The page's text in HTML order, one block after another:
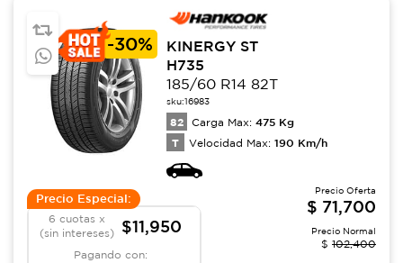
-30%
KINERGY ST
H735
185/60 R14 82T
sku:16983
82 Carga Max: 475 Kg
T Velocidad Max: 190 Km/h
Precio Especial:
6 cuotas x
(sin intereses)
$11,950
Pagando con:
Precio Oferta
$ 71,700
Precio Normal
$ 102,400